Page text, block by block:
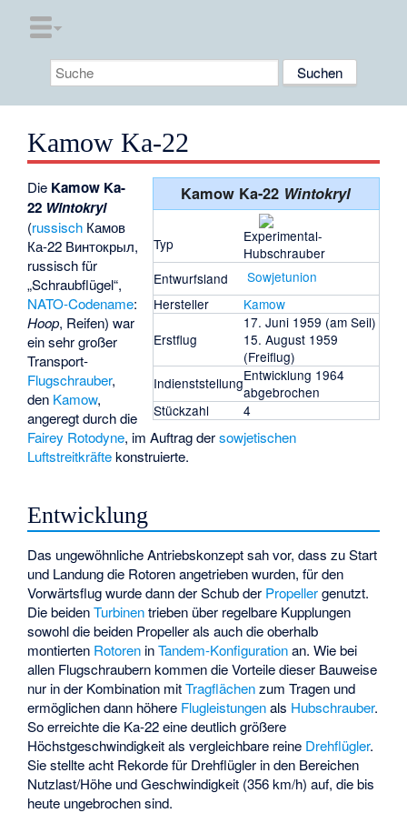
Kamow Ka-22
Kamow Ka-22 Wintokryl
Typ
Experimental-
Hubschrauber
Entwurfsland
Sowjetunion
Hersteller
Kamow
Erstflug
17. Juni 1959 (am Seil)
15. August 1959
(Freiflug)
IndienststellungEntwicklung 1964
abgebrochen
Stückzahl
4
Die Kamow Ka-
22 Wintokryl
(russisch Камов
Ка-22 Винтокрыл,
russisch für
„Schraubflügel“,
NATO-Codename:
Hoop, Reifen) war
ein sehr großer
Transport-
Flugschrauber,
den Kamow,
angeregt durch die
Fairey Rotodyne, im Auftrag dersowjetischen
Luftstreitkräftekonstruierte.
Entwicklung
Das ungewöhnliche Antriebskonzept sah vor, dass zu Start
und Landung die Rotoren angetrieben wurden, für den
Vorwärtsflug wurde dann der Schub der Propellergenutzt.
Die beidenTurbinentrieben über regelbare Kupplungen
sowohl die beiden Propeller als auch die oberhalb
montierten Rotoren inTandem-Konfigurationan. Wie bei
allen Flugschraubern kommen die Vorteile dieser Bauweise
nur in der Kombination mitTragflächenzum Tragen und
ermöglichen dann höhere Flugleistungenals Hubschrauber.
So erreichte die Ka-22 eine deutlich größere
Höchstgeschwindigkeit als vergleichbare reine Drehflügler.
Sie stellte acht Rekorde für Drehflügler in den Bereichen
Nutzlast/Höhe und Geschwindigkeit (356 km/h) auf, die bis
heute ungebrochen sind.